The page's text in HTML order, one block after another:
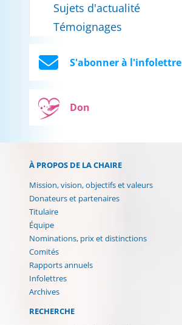
Sujets d'actualité
Témoignages
S'abonner à l'infolettre
Don
À PROPOS DE LA CHAIRE
Mission, vision, objectifs et valeurs
Donateurs et partenaires
Titulaire
Équipe
Nominations, prix et distinctions
Comités
Rapports annuels
Infolettres
Archives(current)
RECHERCHE